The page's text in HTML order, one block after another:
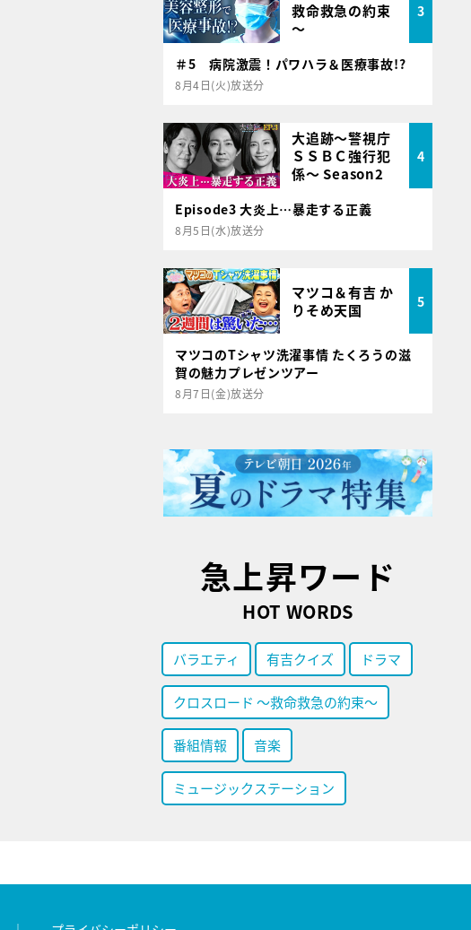
救命救急の約束
～
3
＃5 病院激震！パワハラ＆医療事故!?
8月4日(火)放送分
大追跡～警視庁
ＳＳＢＣ強行犯
係～ Season2
4
Episode3 大炎上…暴走する正義
8月5日(水)放送分
マツコ＆有吉 か
りそめ天国
5
マツコのTシャツ洗濯事情 たくろうの滋
賀の魅力プレゼンツアー
8月7日(金)放送分
急上昇ワード
HOT WORDS
バラエティ 有吉クイズ ドラマ
クロスロード ～救命救急の約束～
番組情報 音楽
ミュージックステーション